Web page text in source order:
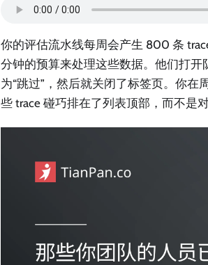
你的评估流水线每周会产生 800 条
分钟的预算来处理这些数据。他们打
为“跳过”，然后就关闭了标签页。你
些 trace 碰巧排在了列表顶部，而不是